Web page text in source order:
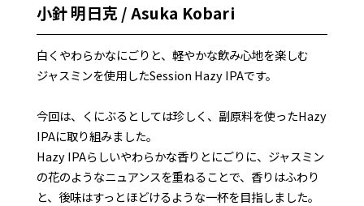
小針 明日克 / Asuka Kobari
白くやわらかなにごりと、軽やかな飲み心地を楽しむ
ジャスミンを使用したSession Hazy IPAです。
今回は、くにぶるとしては珍しく、副原料を使ったHazy
IPAに取り組みました。
Hazy IPAらしいやわらかな香りとにごりに、ジャスミン
の花のようなニュアンスを重ねることで、香りはふわり
と、後味はすっとほどけるような一杯を目指しました。